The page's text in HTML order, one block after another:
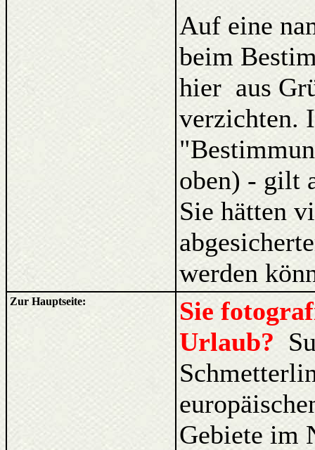
Auf eine
beim
hier aus
verzichten.
oben) - gilt
Sie hätten
werden
Zur Hauptseite:
Sie
Urlaub?
Gebiete im